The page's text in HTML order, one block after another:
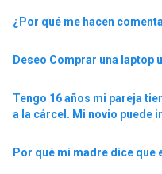
¿Por qué me hacen
Deseo Comprar una laptop
Tengo 16 años mi pareja
a la cárcel. Mi novio puede
Por qué mi madre dice que